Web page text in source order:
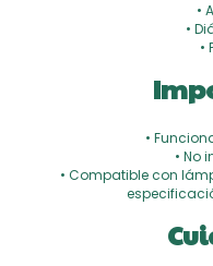
•
•
•
•
• No
• Compatible con